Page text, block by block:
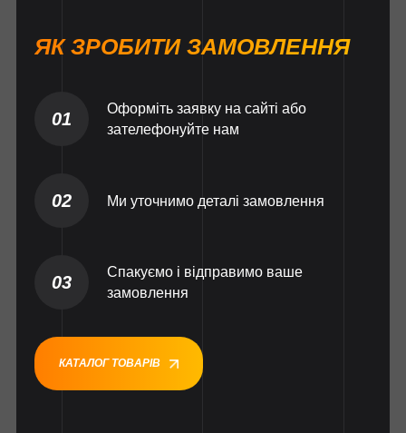
ЯК ЗРОБИТИ ЗАМОВЛЕННЯ
01
Оформіть заявку на сайті або
зателефонуйте нам
02 Ми уточнимо деталі замовлення
03
Спакуємо і відправимо ваше
замовлення
КАТАЛОГ ТОВАРІВ